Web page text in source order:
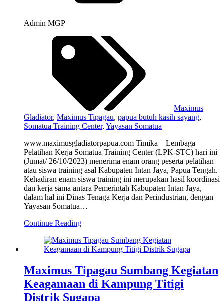
Admin MGP
Maximus
Gladiator, Maximus Tipagau, papua butuh kasih sayang,
Somatua Training Center, Yayasan Somatua
www.maximusgladiatorpapua.com Timika – Lembaga
Pelatihan Kerja Somatua Training Center (LPK-STC) hari ini
(Jumat/ 26/10/2023) menerima enam orang peserta pelatihan
atau siswa training asal Kabupaten Intan Jaya, Papua Tengah.
Kehadiran enam siswa training ini merupakan hasil koordinasi
dan kerja sama antara Pemerintah Kabupaten Intan Jaya,
dalam hal ini Dinas Tenaga Kerja dan Perindustrian, dengan
Yayasan Somatua…
Continue Reading
Maximus Tipagau Sumbang Kegiatan
Keagamaan di Kampung Titigi
Distrik Sugapa